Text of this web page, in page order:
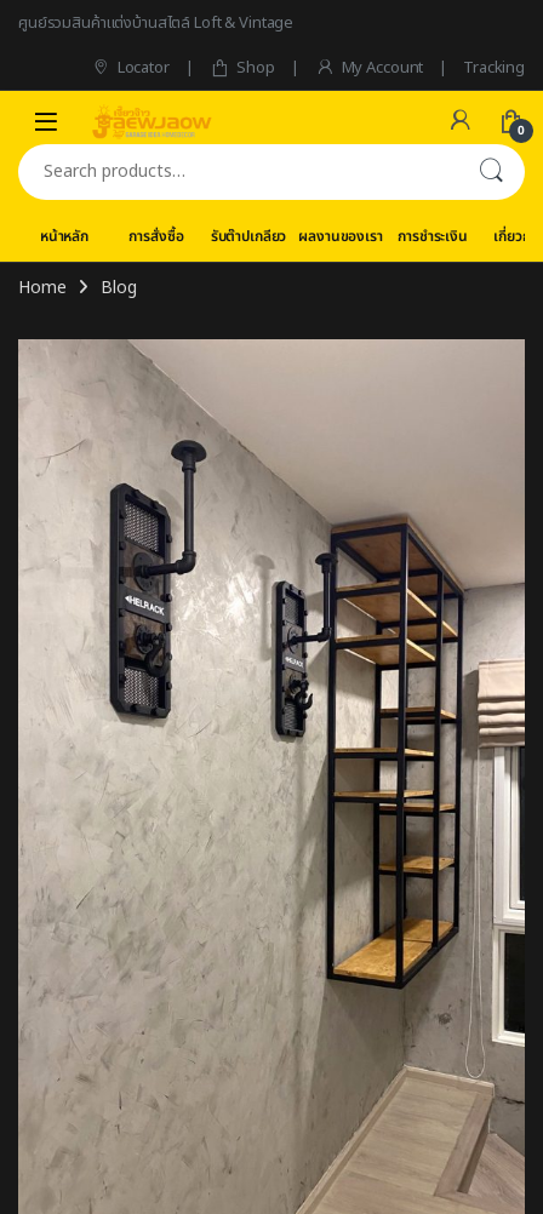
Skip to navigation
Skip to content
ศูนย์รวมสินค้าแต่งบ้านสไตล์ Loft & Vintage
Locator
Shop My Account Tracking
0
Search for:
หน้าหลัก การสั่งซื้อ รับต๊าปเกลียว ผลงานของเรา การชำระเงิน เกี่ยวกับ
Home Blog